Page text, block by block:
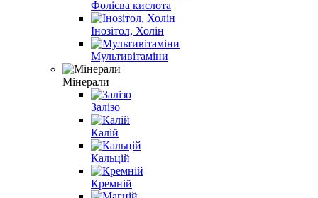
Фолієва кислота
Інозітол, Холін
Мультивітаміни
Мінерали
Залізо
Калій
Кальцій
Кремній